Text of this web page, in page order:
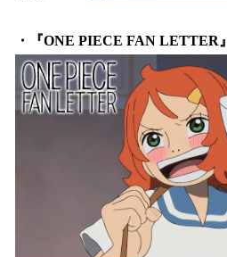
・『ONE PIECE FAN LETTER』